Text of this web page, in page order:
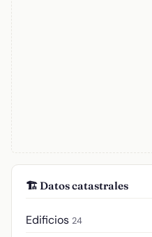
🏗️ Datos catastrales
Edificios 24